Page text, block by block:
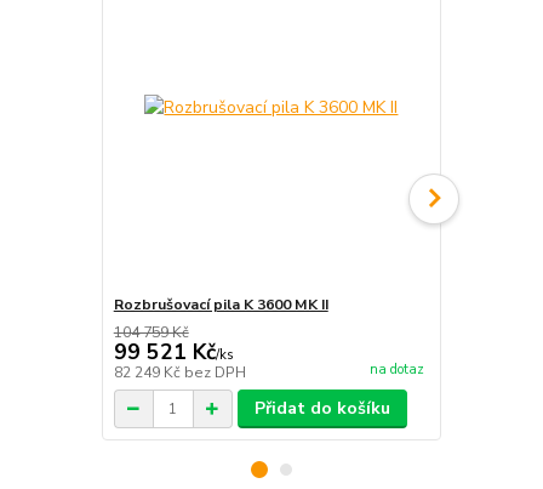
Rozbrušovací pila K 3600 MK II
104 759 Kč
99 521 Kč/ks
82 249 Kč bez DPH na dotaz
Přidat do košíku